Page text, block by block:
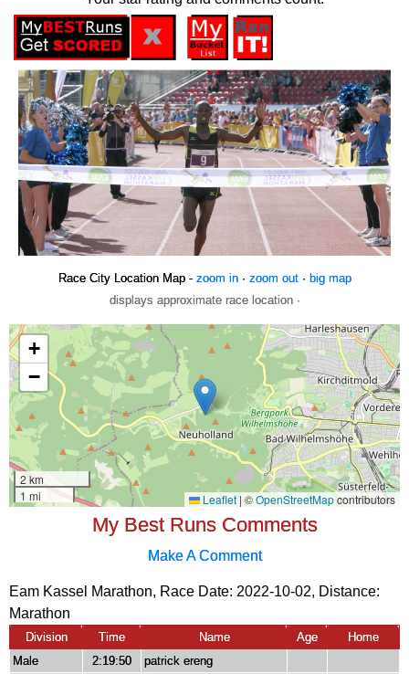
Race City Location Map - zoom in· zoom out· big map
displays approximate race location ·
My Best Runs Comments
Make A Comment
Eam Kassel Marathon, Race Date: 2022-10-02, Distance:
Marathon
Division Time Name Age
Home
Male
2:19:50 patrick ereng